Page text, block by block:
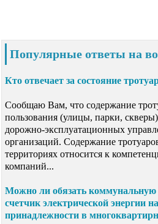
Популярные ответы на
Кто отвечает за состояние
Сообщаю Вам, что содержание
пользования (улицы, парки,
дорожно-эксплуатационных
организаций. Содержание
территориях относится к
компаний...
Можно ли обязать
счетчик электрической энергии
принадлежности в